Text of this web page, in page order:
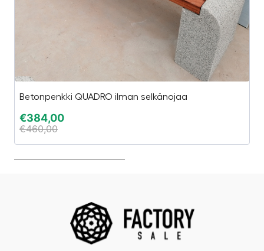
Betonpenkki QUADRO ilman selkänojaa
€384,00
€460,00